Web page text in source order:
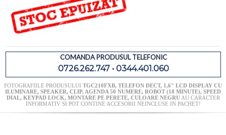
COMANDA PRODUSUL TELEFONIC
0726.262.747 • 0344.401.060
FOTOGRAFIILE PRODUSULUI TGC210FXB, TELEFON DECT, 1,6" LCD DISPLAY CU
ILUMINARE, SPEAKER, CLIP, AGENDA 50 NUMERE, ROBOT (18 MINUTE), SPEED
DIAL, KEYPAD LOCK, MONTARE PE PERETE, CULOARE NEGRUAU CARACTER
INFORMATIV SI POT CONTINE ACCESORII NEINCLUSE IN PACHET!